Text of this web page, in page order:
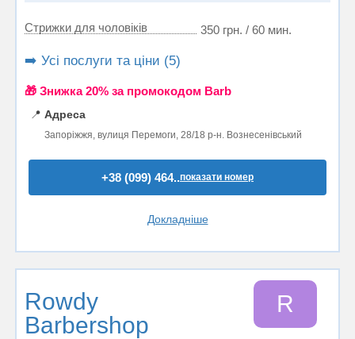
Стрижки для чоловіків 350 грн. / 60 мин.
➡️ Усі послуги та ціни (5)
🎁 Знижка 20% за промокодом Barb
📍 Адреса
Запоріжжя, вулиця Перемоги, 28/18 р-н. Вознесенівський
+38 (099) 464..показати номер
Докладніше
Rowdy
Barbershop
R